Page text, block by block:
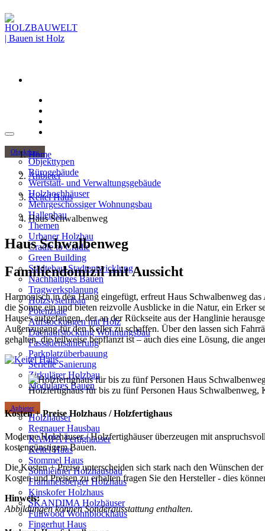
Objektbau
Objekttypen
Bürogebäude
Wertstatt- und Verwaltungsgebäude
Holzhochhäuser
Mehrgeschossiger Wohnungsbau
Hallenbau
Themen
Urbaner Holzbau
Cradle to Cradle
Green Building
Städtebau-Stadtentwicklung
Nachhaltiges Bauen
Tragwerksplanung
Holzsystembau
Potenziale
Aufstockungen mit Holz
Dachaufstockung Wohnungsbau
Fassadensanierung
Parkplatzüberbauung
Serielle Sanierung
Zirkulärer Holzbau
Modulares Bauen
Anbieter
Holzhäuser
Regnauer Hausbau
KAMPA Fertighäuser
Keitel Haus
Stommel Haus
Sonnleitner Holzhausbau
Frammelsberger Holzhaus
Kinskofer Holzhaus
SKANDIMA Holzhäuser
Fullwood Wohnblockhaus
Fingerhut Haus
Home
Anbieter
Keitel Haus
Haus Schwalbenweg
Haus Schwalbenweg
Familiendomizil mit Aussicht
Harmonisch in den Hang eingefügt, erfreut Haus Schwalbenweg
die Sonne ein und bieten reizvolle Ausblicke in die Natur, ein Erker
Hauses aufgefangen, der an der Rückseite aus der Hanglinie
Außenzugang für den Keller zu schaffen. Über den lassen sich
gehalten, die teilweise bepflanzt ist – auch dies eine Lösung, die
Holzfertighaus für bis zu fünf Personen Haus Schwalbenweg,
Kosten + Preise Holzhaus / Holzfertighaus
Moderne Holzhäuser / Holzfertighäuser überzeugen mit
kostengünstigem Bauen.
Die Kosten + Preise unterscheiden sich stark nach den Wünschen
Kosten und Preisen zu erhalten fragen Sie den Hersteller - dies
Hinweis:
Abbildungen können Sonderausstattung enthalten.